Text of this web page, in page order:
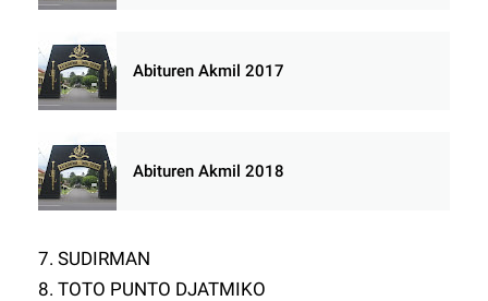
Abituren Akmil 2017
Abituren Akmil 2018
7. SUDIRMAN
8. TOTO PUNTO DJATMIKO